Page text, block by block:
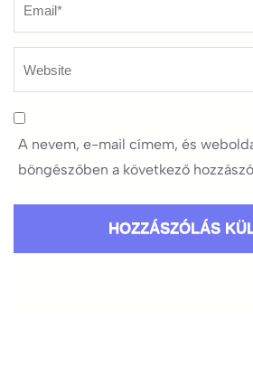
A nevem, e-mail címem, és
böngészőben a következő